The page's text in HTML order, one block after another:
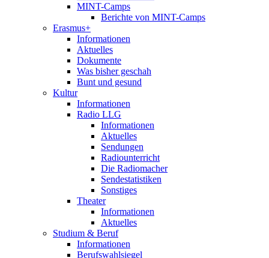
MINT-Camps
Berichte von MINT-Camps
Erasmus+
Informationen
Aktuelles
Dokumente
Was bisher geschah
Bunt und gesund
Kultur
Informationen
Radio LLG
Informationen
Aktuelles
Sendungen
Radiounterricht
Die Radiomacher
Sendestatistiken
Sonstiges
Theater
Informationen
Aktuelles
Studium & Beruf
Informationen
Berufswahlsiegel